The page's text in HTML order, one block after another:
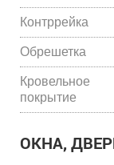
Контррейка
Обрешетка
Кровельное
покрытие
ОКНА,